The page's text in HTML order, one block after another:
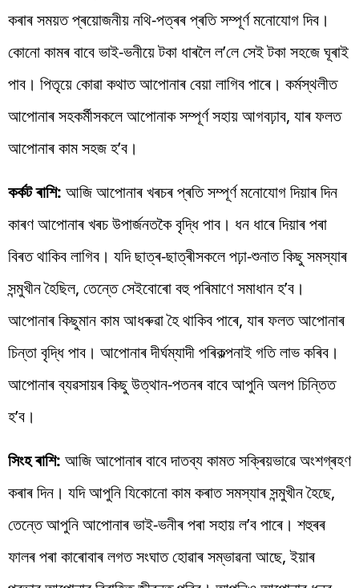
কৰাৰ সময়ত প্ৰয়োজনীয় নথি-পত্ৰৰ প্ৰতি সম্পূৰ্ণ মনোযোগ দিব।
কোনো কামৰ বাবে ভাই-ভনীয়ে টকা ধাৰলৈ ল’লে সেই টকা সহজে ঘূৰাই
পাব। পিতৃয়ে কোৱা কথাত আপোনাৰ বেয়া লাগিব পাৰে। কৰ্মস্থলীত
আপোনাৰ সহকৰ্মীসকলে আপোনাক সম্পূৰ্ণ সহায় আগবঢ়াব, যাৰ ফলত
আপোনাৰ কাম সহজ হ’ব।
কৰ্কট ৰাশি: আজি আপোনাৰ খৰচৰ প্ৰতি সম্পূৰ্ণ মনোযোগ দিয়াৰ দিন
কাৰণ আপোনাৰ খৰচ উপাৰ্জনতকৈ বৃদ্ধি পাব। ধন ধাৰে দিয়াৰ পৰা
বিৰত থাকিব লাগিব। যদি ছাত্ৰ-ছাত্ৰীসকলে পঢ়া-শুনাত কিছু সমস্যাৰ
সন্মুখীন হৈছিল, তেন্তে সেইবোৰো বহু পৰিমাণে সমাধান হ’ব।
আপোনাৰ কিছুমান কাম আধৰুৱা হৈ থাকিব পাৰে, যাৰ ফলত আপোনাৰ
চিন্তা বৃদ্ধি পাব। আপোনাৰ দীৰ্ঘম্যাদী পৰিকল্পনাই গতি লাভ কৰিব।
আপোনাৰ ব্যৱসায়ৰ কিছু উত্থান-পতনৰ বাবে আপুনি অলপ চিন্তিত
হ’ব।
সিংহ ৰাশি: আজি আপোনাৰ বাবে দাতব্য কামত সক্ৰিয়ভাৱে অংশগ্ৰহণ
কৰাৰ দিন। যদি আপুনি যিকোনো কাম কৰাত সমস্যাৰ সন্মুখীন হৈছে,
তেন্তে আপুনি আপোনাৰ ভাই-ভনীৰ পৰা সহায় ল’ব পাৰে। শহুৰৰ
ফালৰ পৰা কাৰোবাৰ লগত সংঘাত হোৱাৰ সম্ভাৱনা আছে, ইয়াৰ